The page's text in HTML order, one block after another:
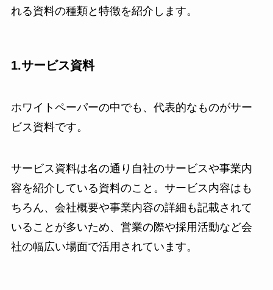
れる資料の種類と特徴を紹介します。
1.サービス資料
ホワイトペーパーの中でも、代表的なものがサー
ビス資料です。
サービス資料は名の通り自社のサービスや事業内
容を紹介している資料のこと。サービス内容はも
ちろん、会社概要や事業内容の詳細も記載されて
いることが多いため、営業の際や採用活動など会
社の幅広い場面で活用されています。